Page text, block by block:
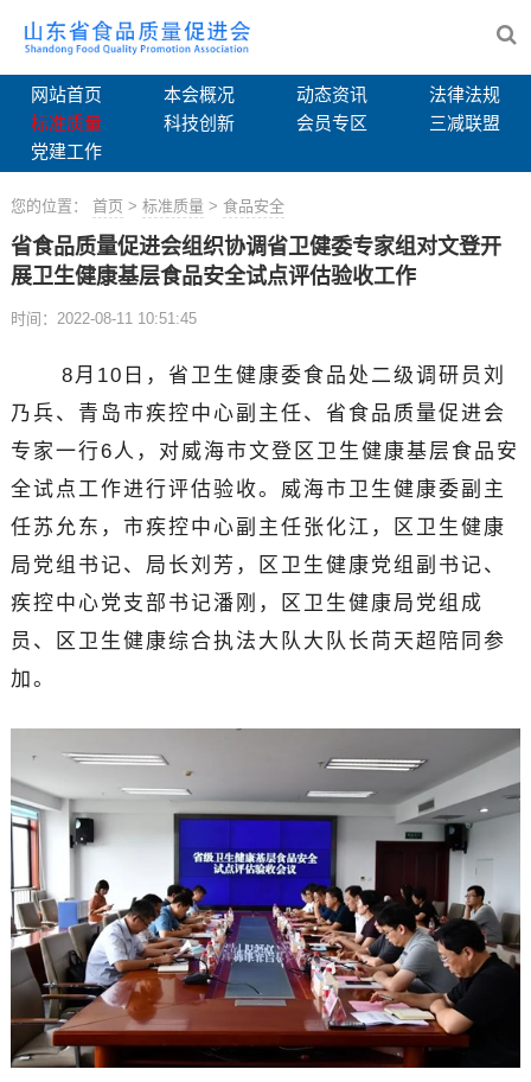
网站首页 本会概况 动态资讯
法律法规
标准质量
科技创新 会员专区
三减联盟
党建工作
您的位置： 首页 > 标准质量 > 食品安全
省食品质量促进会组织协调省卫健委专家组对文登开
展卫生健康基层食品安全试点评估验收工作
时间：2022-08-11 10:51:45
8 月10日，省卫生健康委食品处二级调研员刘
乃兵、青岛市疾控中心副主任、省食品质量促进会
专家一行6人，对威海市文登区卫生健康基层食品安
全试点工作进行评估验收。威海市卫生健康委副主
任苏允东，市疾控中心副主任张化江，区卫生健康
局党组书记、局长刘芳，区卫生健康党组副书记、
疾控中心党支部书记潘刚，区卫生健康局党组成
员、区卫生健康综合执法大队大队长苘天超陪同参
加。